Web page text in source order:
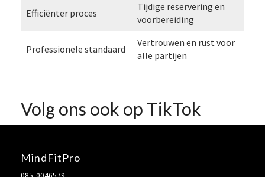
Efficiënter proces
Tijdige reservering en
voorbereiding
Professionele standaard
Vertrouwen en rust voor
alle partijen
Volg ons ook op TikTok
MindFitPro